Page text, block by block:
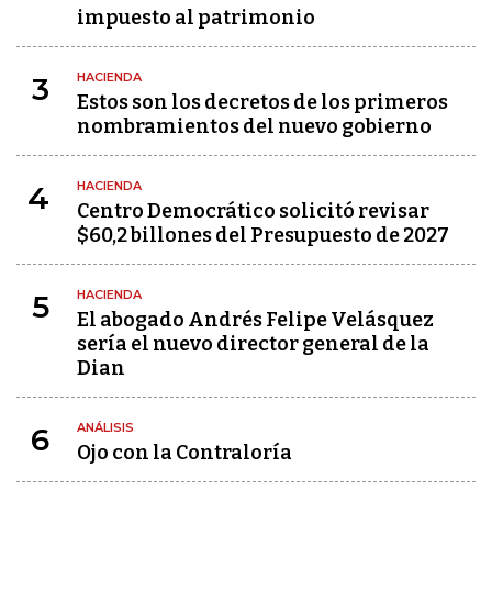
impuesto al patrimonio
3 HACIENDA
Estos son los decretos de los primeros
nombramientos del nuevo gobierno
4 HACIENDA
Centro Democrático solicitó revisar
$60,2 billones del Presupuesto de 2027
5 HACIENDA
El abogado Andrés Felipe Velásquez
sería el nuevo director general de la
Dian
6 ANÁLISIS
Ojo con la Contraloría